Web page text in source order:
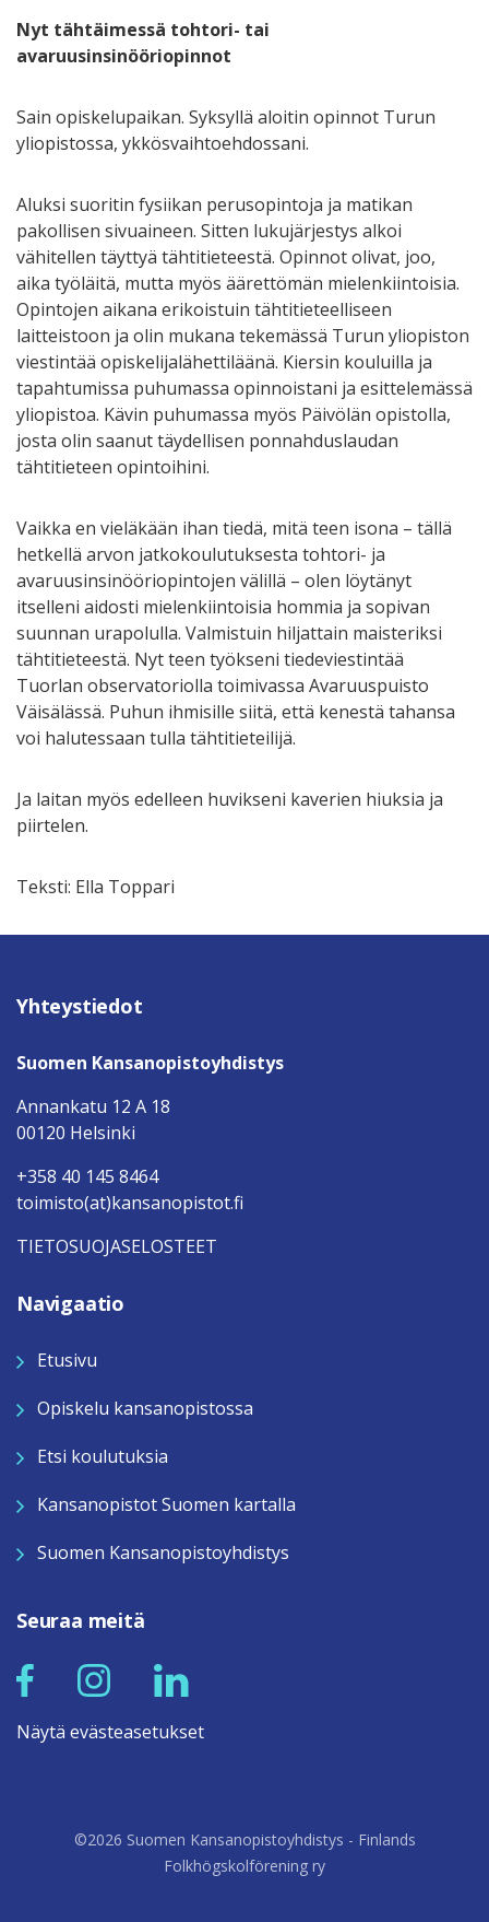
Nyt tähtäimessä tohtori- tai
avaruusinsinööriopinnot
Sain opiskelupaikan. Syksyllä aloitin opinnot Turun
yliopistossa, ykkösvaihtoehdossani.
Aluksi suoritin fysiikan perusopintoja ja matikan
pakollisen sivuaineen. Sitten lukujärjestys alkoi
vähitellen täyttyä tähtitieteestä. Opinnot olivat, joo,
aika työläitä, mutta myös äärettömän mielenkiintoisia.
Opintojen aikana erikoistuin tähtitieteelliseen
laitteistoon ja olin mukana tekemässä Turun yliopiston
viestintää opiskelijalähettiläänä. Kiersin kouluilla ja
tapahtumissa puhumassa opinnoistani ja esittelemässä
yliopistoa. Kävin puhumassa myös Päivölän opistolla,
josta olin saanut täydellisen ponnahduslaudan
tähtitieteen opintoihini.
Vaikka en vieläkään ihan tiedä, mitä teen isona – tällä
hetkellä arvon jatkokoulutuksesta tohtori- ja
avaruusinsinööriopintojen välillä – olen löytänyt
itselleni aidosti mielenkiintoisia hommia ja sopivan
suunnan urapolulla. Valmistuin hiljattain maisteriksi
tähtitieteestä. Nyt teen työkseni tiedeviestintää
Tuorlan observatoriolla toimivassa Avaruuspuisto
Väisälässä. Puhun ihmisille siitä, että kenestä tahansa
voi halutessaan tulla tähtitieteilijä.
Ja laitan myös edelleen huvikseni kaverien hiuksia ja
piirtelen.
Teksti: Ella Toppari
Yhteystiedot
Suomen Kansanopistoyhdistys
Annankatu 12 A 18
00120 Helsinki
+358 40 145 8464
toimisto(at)kansanopistot.fi
TIETOSUOJASELOSTEET
Navigaatio
Etusivu
Opiskelu kansanopistossa
Etsi koulutuksia
Kansanopistot Suomen kartalla
Suomen Kansanopistoyhdistys
Seuraa meitä
Näytä evästeasetukset
©2026 Suomen Kansanopistoyhdistys - Finlands
Folkhögskolförening ry